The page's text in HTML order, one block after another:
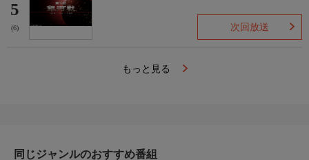
5
(6) 次回放送
もっと見る
同じジャンルのおすすめ番組